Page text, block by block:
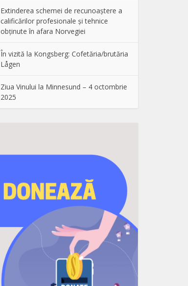
Extinderea schemei de recunoaștere a
calificărilor profesionale și tehnice
obținute în afara Norvegiei
În vizită la Kongsberg: Cofetăria/brutăria
Lågen
Ziua Vinului la Minnesund – 4 octombrie
2025